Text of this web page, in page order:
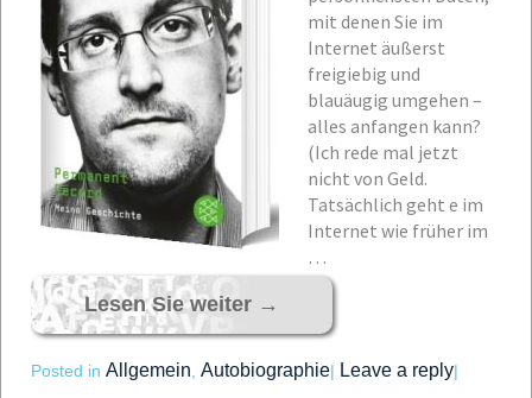
mit denen Sie im
Internet äußerst
freigiebig und
blauäugig umgehen –
alles anfangen kann?
(Ich rede mal jetzt
nicht von Geld.
Tatsächlich geht e im
Internet wie früher im
…
Lesen Sie weiter →
Posted in Allgemein Autobiographie| Leave a reply|